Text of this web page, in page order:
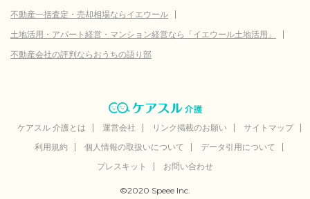
不動産一括査定・売却相場ならイエウール
土地活用・アパート経営・マンション経営なら「イエウール土地活用」
不動産会社の評判ならおうちの語り部
ケアスル 介護とは 運営会社 リンク掲載のお願い
サイトマップ
利用規約
個人情報の取扱いについて
データ引用について
プレスキット
お問い合わせ
©2020 Speee Inc.